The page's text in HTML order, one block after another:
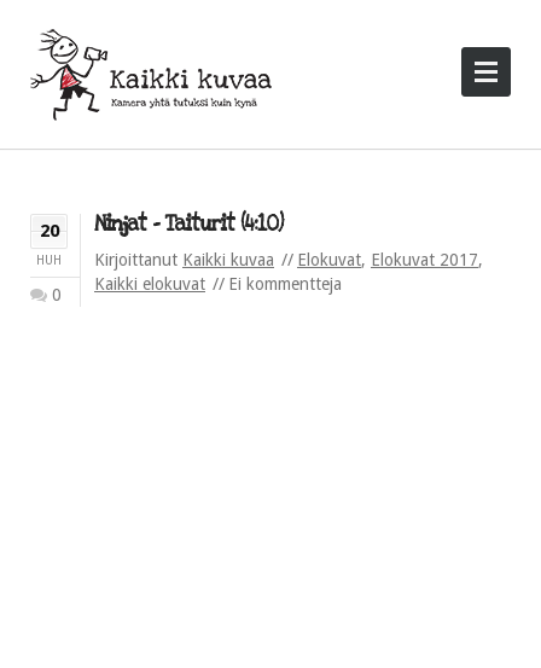
20
HUH
0
Ninjat – Taiturit (4:10)
Kirjoittanut Kaikki kuvaa Elokuvat, Elokuvat 2017,
Kaikki elokuvat
Ei kommentteja